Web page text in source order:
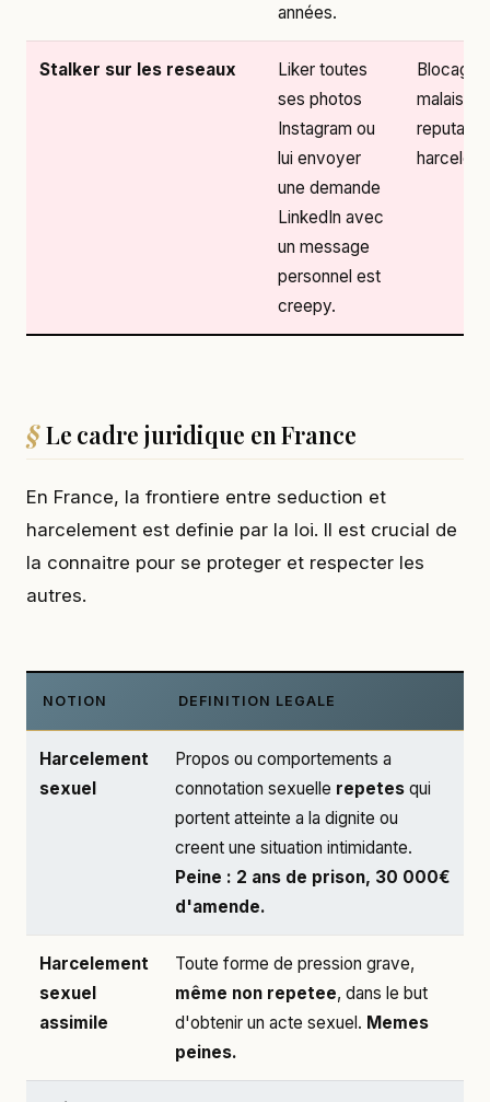
années.
Stalker sur les reseaux
Liker toutes
ses photos
Instagram ou
lui envoyer
une demande
LinkedIn avec
un message
personnel est
creepy.
Blocage,
malaise,
harceleur.
Le cadre juridique en France
En France, la frontiere entre seduction et
harcelement est definie par la loi. Il est crucial de
la connaitre pour se proteger et respecter les
autres.
NOTION DEFINITION LEGALE
Harcelement
sexuel
Propos ou comportements a
connotation sexuelle repetes qui
portent atteinte a la dignite ou
creent une situation intimidante.
Peine : 2 ans de prison, 30 000€
d'amende.
Harcelement
sexuel
assimile
Toute forme de pression grave,
même non repetee, dans le but
d'obtenir un acte sexuel. Memes
peines.